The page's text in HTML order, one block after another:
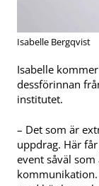
Isabelle Bergqvist
Isabelle
dessförinnan
institutet.
– Det som är
uppdrag. Här
event såväl